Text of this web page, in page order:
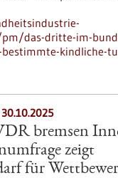
das-dritte-im-
kindliche-
bremsen
zeigt
für